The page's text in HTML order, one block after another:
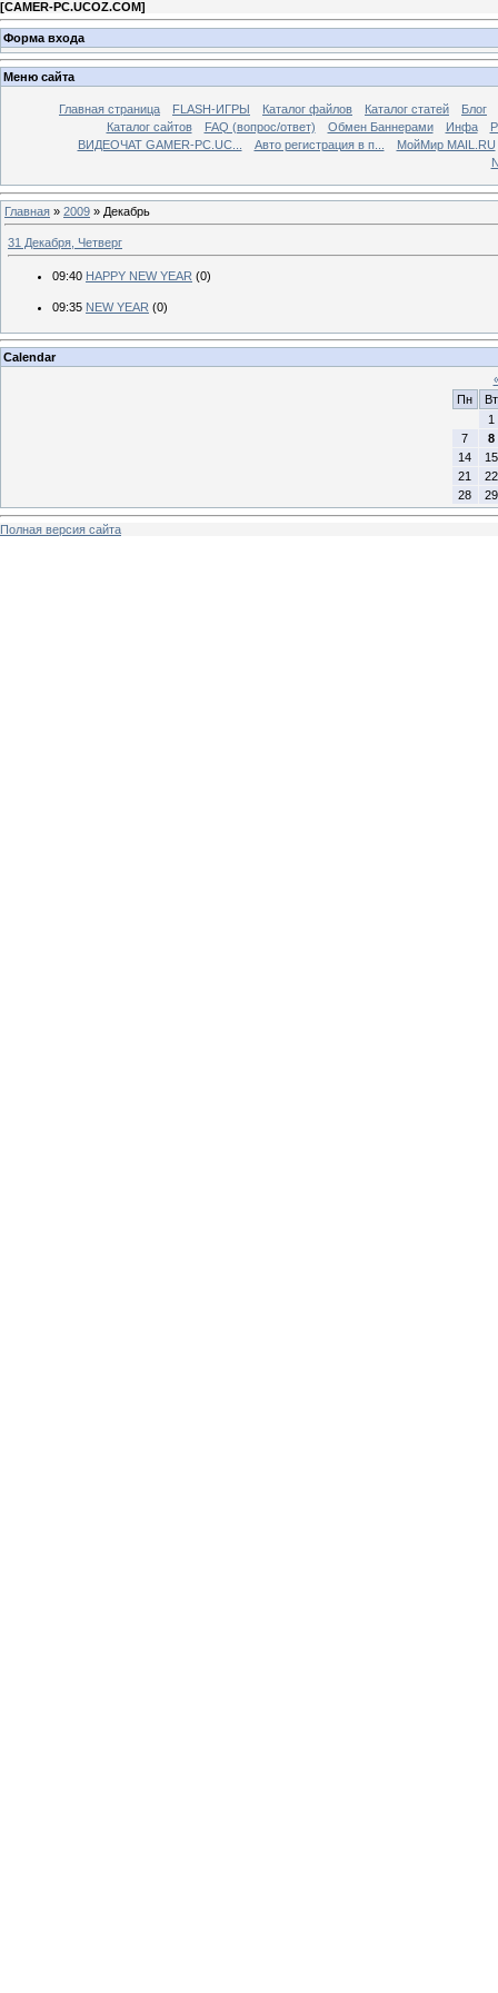
[CAMER-PC.UCOZ.COM]
Форма входа
Меню сайта
Главная страница FLASH-ИГРЫ Каталог файлов Каталог статей
Блог
Каталог сайтов
FAQ (вопрос/ответ) Обмен Баннерами Инфа
ВИДЕОЧАТ GAMER-PC.UC...
Aвто регистрация в п...
МойМир MAIL.RU
Главная » 2009 » Декабрь
31 Декабря, Четверг
09:40 HAPPY NEW YEAR (0)
09:35 NEW YEAR (0)
Calendar
Пн
Вт
1
7
8
14
15
21
22
28
29
Полная версия сайта